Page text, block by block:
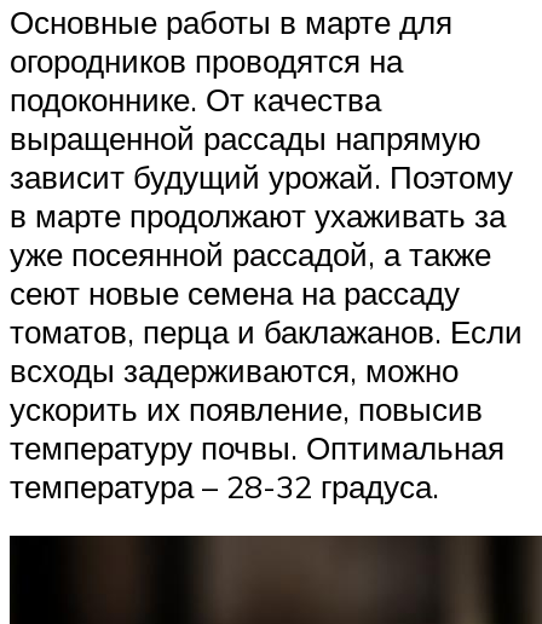
Основные работы в марте для
огородников проводятся на
подоконнике. От качества
выращенной рассады напрямую
зависит будущий урожай. Поэтому
в марте продолжают ухаживать за
уже посеянной рассадой, а также
сеют новые семена на рассаду
томатов, перца и баклажанов. Если
всходы задерживаются, можно
ускорить их появление, повысив
температуру почвы. Оптимальная
температура – 28-32 градуса.